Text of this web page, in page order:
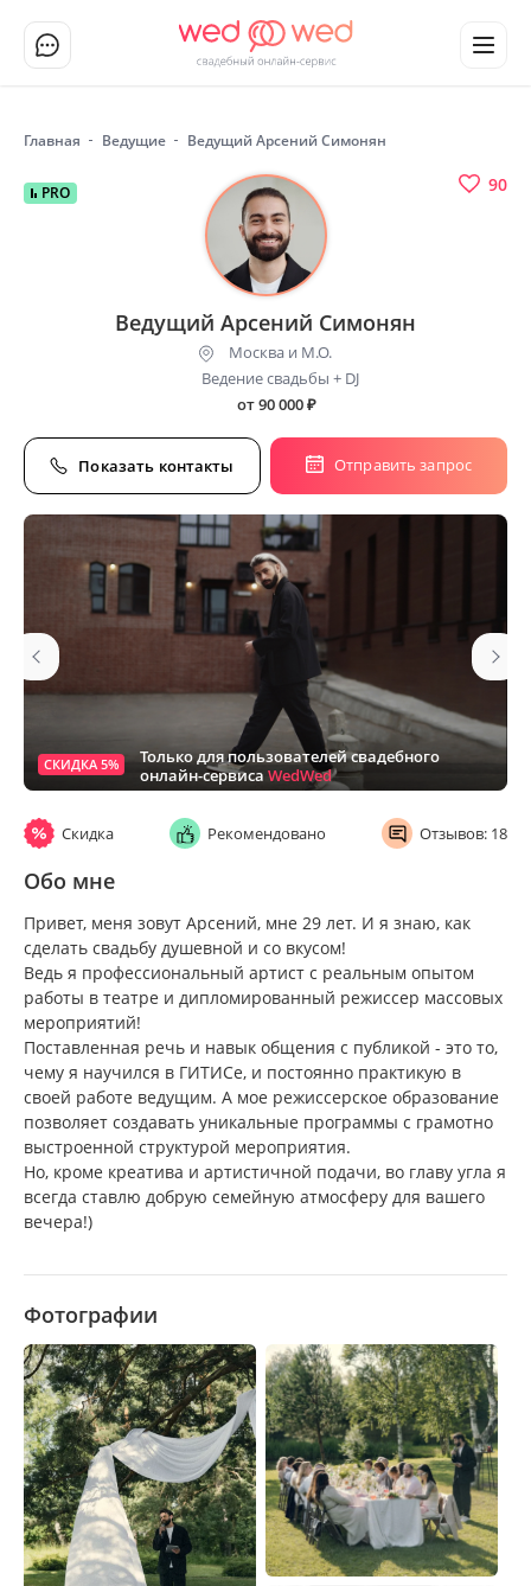
Главная Ведущие Ведущий Арсений Симонян
СКИДКА 5%
Только для пользователей свадебного
онлайн-сервиса WedWed
PRO 90
Ведущий Арсений Симонян
Москва и М.О.
Ведение свадьбы + DJ
от 90 000₽
Отправить запрос
Показать контакты
Скидка Рекомендовано Отзывов: 18
Обо мне
Привет, меня зовут Арсений, мне 29 лет. И я знаю, как
сделать свадьбу душевной и со вкусом!
Ведь я профессиональный артист с реальным опытом
работы в театре и дипломированный режиссер массовых
мероприятий!
Поставленная речь и навык общения с публикой - это то,
чему я научился в ГИТИСе, и постоянно практикую в
своей работе ведущим. А мое режиссерское образование
позволяет создавать уникальные программы с грамотно
выстроенной структурой мероприятия.
Но, кроме креатива и артистичной подачи, во главу угла я
всегда ставлю добрую семейную атмосферу для вашего
вечера!)
Фотографии